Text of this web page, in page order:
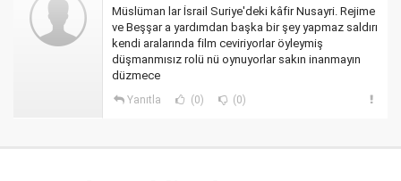
Müslüman lar İsrail Suriye'deki kâfir Nusayri. Rejime
ve Beşşar a yardımdan başka bir şey yapmaz saldırı
kendi aralarında film ceviriyorlar öyleymiş
düşmanmısız rolü nü oynuyorlar sakın inanmayın
düzmece
Yanıtla (0) (0)